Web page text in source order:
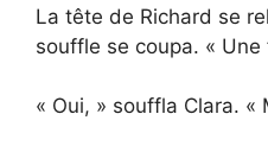
La tête de Richard se
souffle se coupa. « Une
« Oui, » souffla Clara. «